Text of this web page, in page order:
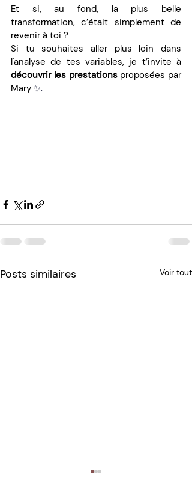
Et si, au fond, la plus belle
transformation, c’était simplement de
revenir à toi ?
Si tu souhaites aller plus loin dans
découvrir les prestations proposées par
Mary ✨.
Posts similaires Voir tout